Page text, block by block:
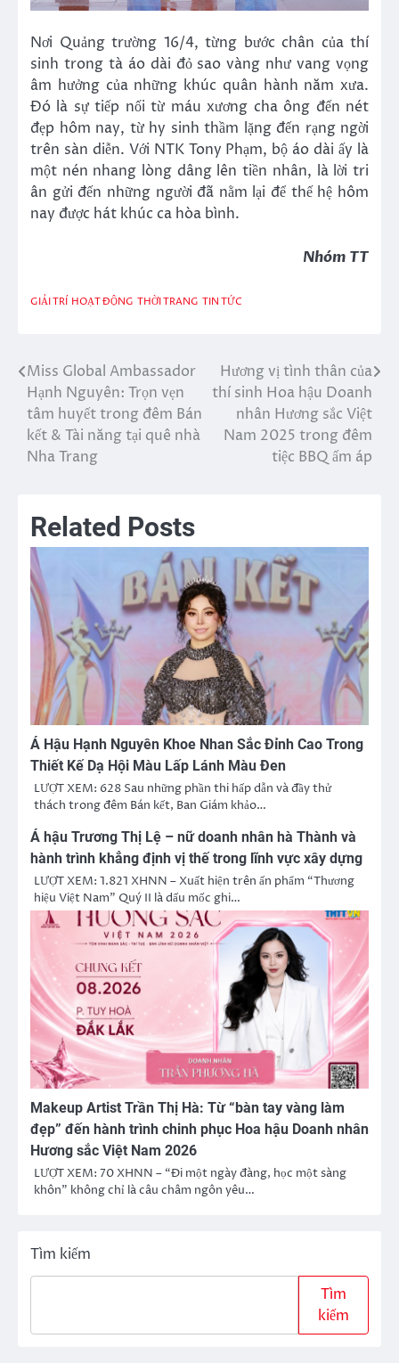
Nơi Quảng trường 16/4, từng bước chân của thí
sinh trong tà áo dài đỏ sao vàng như vang vọng
âm hưởng của những khúc quân hành năm xưa.
Đó là sự tiếp nối từ máu xương cha ông đến nét
đẹp hôm nay, từ hy sinh thầm lặng đến rạng ngời
trên sàn diễn. Với NTK Tony Phạm, bộ áo dài ấy là
một nén nhang lòng dâng lên tiền nhân, là lời tri
ân gửi đến những người đã nằm lại để thế hệ hôm
nay được hát khúc ca hòa bình.
Nhóm TT
GIẢI TRÍ HOẠT ĐỘNG THỜI TRANG TIN TỨC
Điều
hướng
bài
Miss Global Ambassador
Hạnh Nguyên: Trọn vẹn
tâm huyết trong đêm Bán
kết & Tài năng tại quê nhà
Nha Trang
Hương vị tình thân của
thí sinh Hoa hậu Doanh
nhân Hương sắc Việt
Nam 2025 trong đêm
tiệc BBQ ấm áp
Related Posts
Á Hậu Hạnh Nguyên Khoe Nhan Sắc Đỉnh Cao Trong
Thiết Kế Dạ Hội Màu Lấp Lánh Màu Đen
LƯỢT XEM: 628 Sau những phần thi hấp dẫn và đầy thử
thách trong đêm Bán kết, Ban Giám khảo…
Á hậu Trương Thị Lệ – nữ doanh nhân hà Thành và
hành trình khẳng định vị thế trong lĩnh vực xây dựng
LƯỢT XEM: 1.821 XHNN – Xuất hiện trên ấn phẩm “Thương
hiệu Việt Nam” Quý II là dấu mốc ghi…
Makeup Artist Trần Thị Hà: Từ “bàn tay vàng làm
đẹp” đến hành trình chinh phục Hoa hậu Doanh nhân
Hương sắc Việt Nam 2026
LƯỢT XEM: 70 XHNN – “Đi một ngày đàng, học một sàng
khôn” không chỉ là câu châm ngôn yêu…
Tìm kiếm
Tìm
kiếm